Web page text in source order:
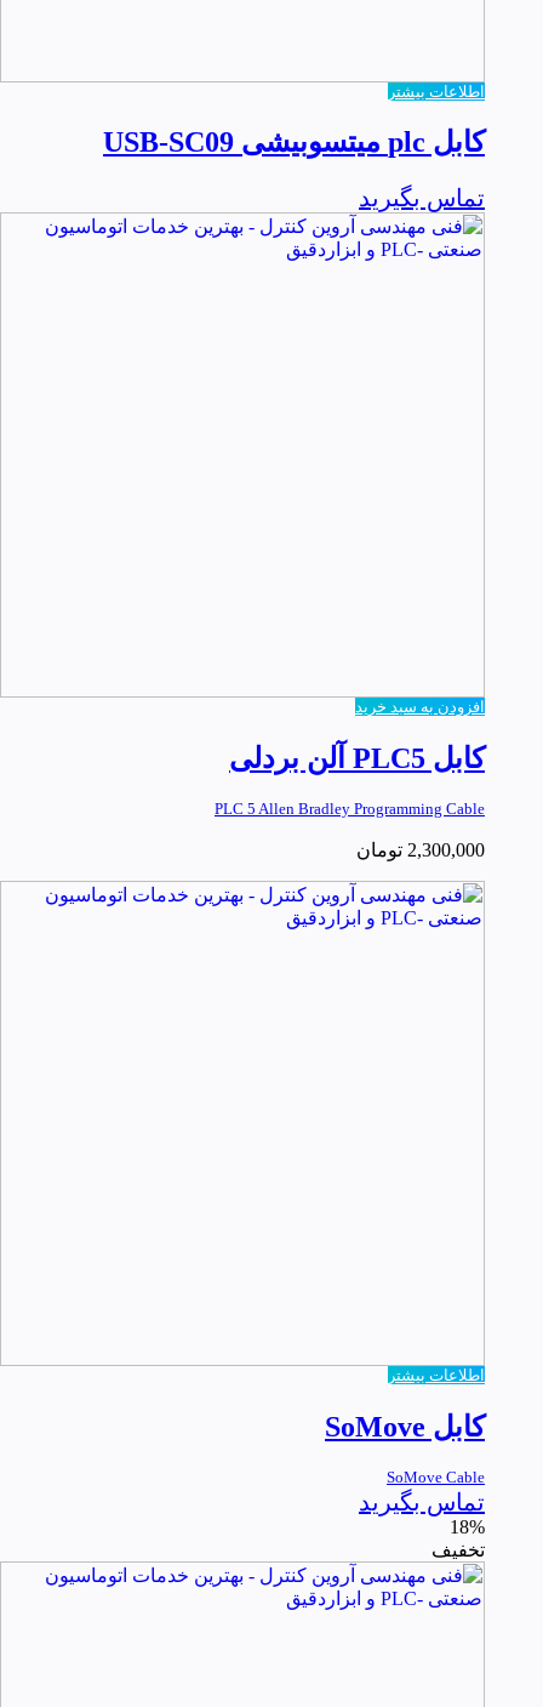
اطلاعات بیشتر
کابل plc میتسوبیشی USB-SC09
تماس بگیرید
افزودن به سبد خرید
کابل PLC5 آلن بردلی
PLC 5 Allen Bradley Programming Cable
2,300,000 تومان
اطلاعات بیشتر
کابل SoMove
SoMove Cable
تماس بگیرید
18%
تخفیف